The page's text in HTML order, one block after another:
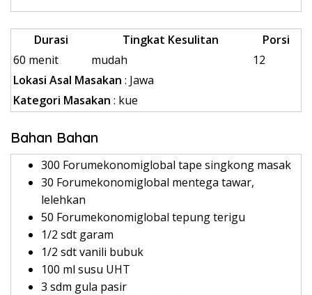
Durasi Tingkat Kesulitan
Porsi
60 menit
mudah
12
Lokasi Asal Masakan : Jawa
Kategori Masakan : kue
Bahan Bahan
300 Forumekonomiglobal tape singkong masak
30 Forumekonomiglobal mentega tawar,
lelehkan
50 Forumekonomiglobal tepung terigu
1/2 sdt garam
1/2 sdt vanili bubuk
100 ml susu UHT
3 sdm gula pasir